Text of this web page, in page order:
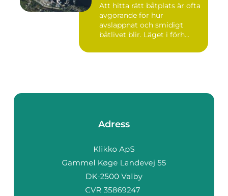
Att hitta rätt båtplats är ofta
avgörande för hur
avslappnat och smidigt
båtlivet blir. Läget i förh...
Adress